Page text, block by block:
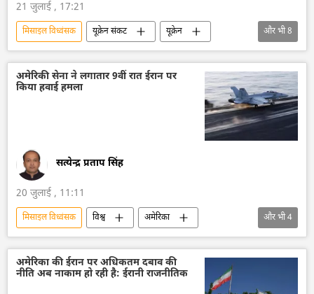
21 जुलाई , 17:21
मिसाइल विध्वंसक यूक्रेन संकट
यूक्रेन
यूक्रेन सशस्त्र बल
बैलिस्टिक मिसाइल प्रणाली
रूसी सेना
रूस
वायु रक्षा
रक्षा मंत्रालय (MoD)
और भी8
अमेरिकी सेना ने लगातार 9वीं रात ईरान पर
किया हवाई हमला
सत्येन्द्र प्रताप सिंह
20 जुलाई , 11:11
मिसाइल विध्वंसक विश्व
अमेरिका
अमेरिका-इजराइल-ईरान युद्ध
ईरान
होर्मुज स्ट्रेट
जहाजी बेड़ा
और भी4
अमेरिका की ईरान पर अधिकतम दबाव की
नीति अब नाकाम हो रही है: ईरानी राजनीतिक